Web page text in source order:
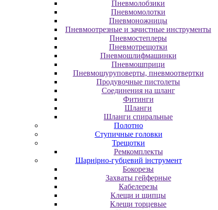
Пневмолобзики
Пневмомолотки
Пневмоножницы
Пневмоотрезные и зачистные инструменты
Пневмостеплеры
Пневмотрещотки
Пневмошлифмашинки
Пневмошприци
Пневмошуруповерты, пневмоотвертки
Продувочные пистолеты
Соединения на шланг
Фитинги
Шланги
Шланги спиральные
Полотно
Ступичные головки
Трещотки
Ремкомплекты
Шарнірно-губцевий інструмент
Бокорезы
Захваты гейферные
Кабелерезы
Клещи и щипцы
Клещи торцевые